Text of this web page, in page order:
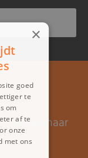
dan naar
×
goed
te
om
af te
onze
met ons